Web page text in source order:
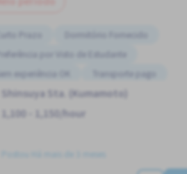
Dormitório Fornecido
Preferência por Visto de Estudante
Sem experiência OK
Transporte pago
Shinsuya Sta. (Kumamoto)
1,100 - 1,150/hour